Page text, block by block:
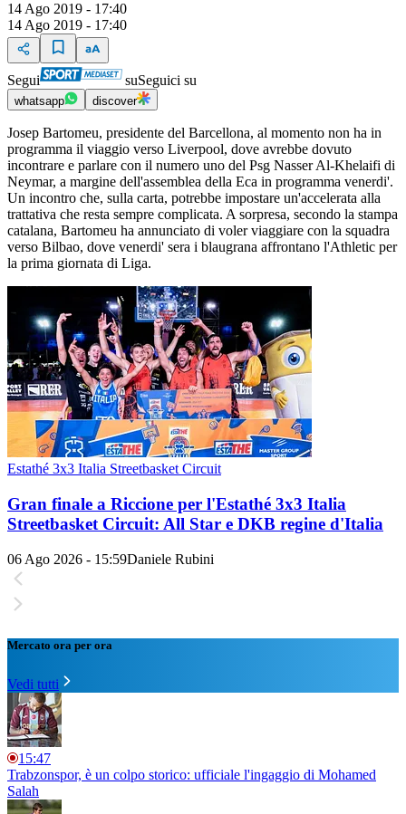
14 Ago 2019 - 17:40
14 Ago 2019 - 17:40
Segui suSeguici su
whatsapp discover
Josep Bartomeu, presidente del Barcellona, al momento non ha in
programma il viaggio verso Liverpool, dove avrebbe dovuto
incontrare e parlare con il numero uno del Psg Nasser Al-Khelaifi di
Neymar, a margine dell'assemblea della Eca in programma venerdi'.
Un incontro che, sulla carta, potrebbe impostare un'accelerata alla
trattativa che resta sempre complicata. A sorpresa, secondo la stampa
catalana, Bartomeu ha annunciato di voler viaggiare con la squadra
verso Bilbao, dove venerdi' sera i blaugrana affrontano l'Athletic per
la prima giornata di Liga.
Estathé 3x3 Italia Streetbasket Circuit
Gran finale a Riccione per l'Estathé 3x3 Italia
Streetbasket Circuit: All Star e DKB regine d'Italia
06 Ago 2026 - 15:59Daniele Rubini
Mercato ora per ora
Vedi tutti
15:47
Trabzonspor, è un colpo storico: ufficiale l'ingaggio di Mohamed
Salah